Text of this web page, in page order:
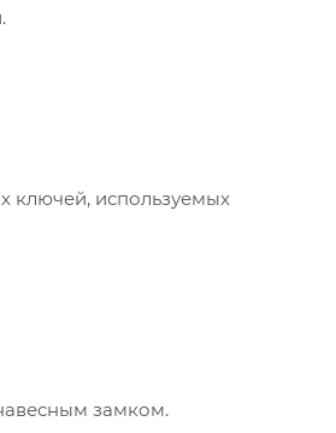
ключей, используемых
замком.